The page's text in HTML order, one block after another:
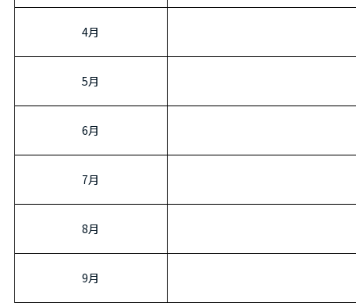
4月
5月
6月
7月
8月
9月